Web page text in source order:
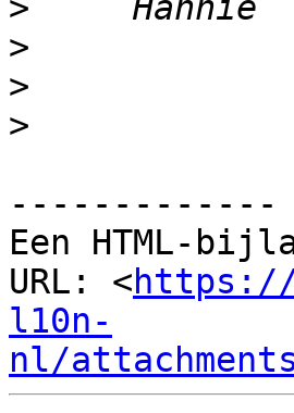
>
>
>
>
-------------
Een HTML-
URL: <https://
l10n-
nl/